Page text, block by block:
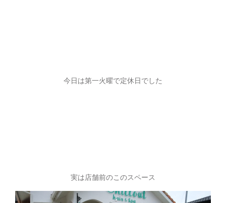
今日は第一火曜で定休日でした
実は店舗前のこのスペース